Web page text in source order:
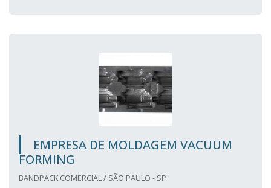
EMPRESA DE MOLDAGEM VACUUM
FORMING
BANDPACK COMERCIAL / SÃO PAULO - SP